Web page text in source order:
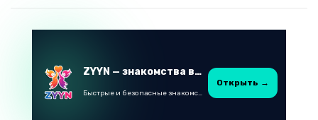
ZYYN — знакомства в Казахстане
Быстрые и безопасные знакомства в Telegram
Открыть →